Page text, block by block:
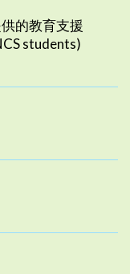
的教育支援
students)